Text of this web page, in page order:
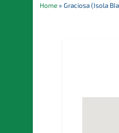
Home» Graciosa (Isola